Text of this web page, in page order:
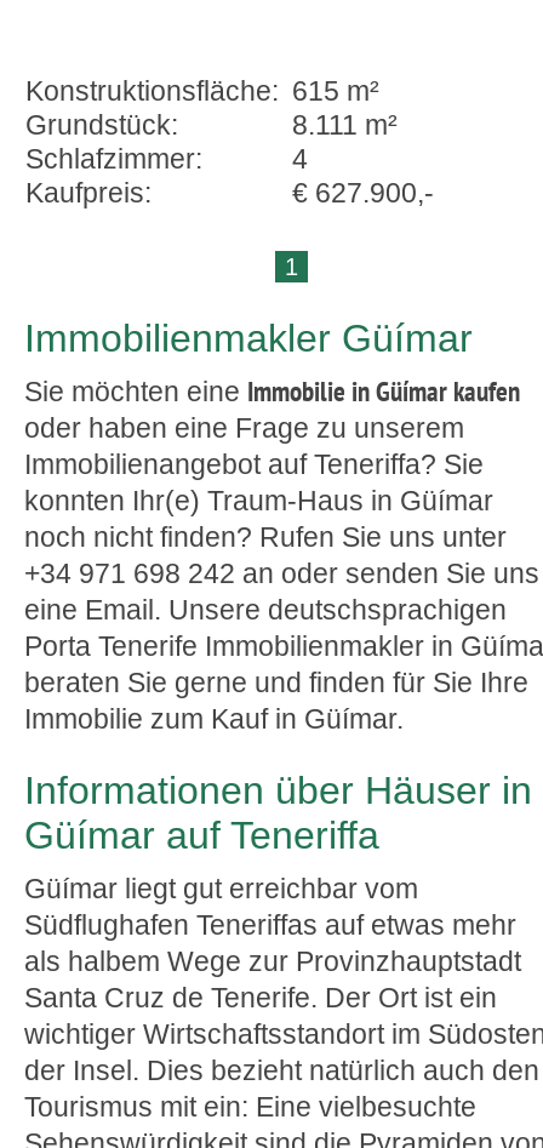
Konstruktionsfläche: 615 m²
Grundstück:
8.111 m²
Schlafzimmer:
4
Kaufpreis:
€ 627.900,-
1
Immobilienmakler Güímar
Sie möchten eine Immobilie in Güímar kaufen
oder haben eine Frage zu unserem
Immobilienangebot auf Teneriffa? Sie
konnten Ihr(e) Traum-Haus in Güímar
noch nicht finden? Rufen Sie uns unter
+34 971 698 242 an oder senden Sie uns
eine Email. Unsere deutschsprachigen
Porta Tenerife Immobilienmakler in
beraten Sie gerne und finden für Sie Ihre
Immobilie zum Kauf in Güímar.
Informationen über Häuser in
Güímar auf Teneriffa
Güímar liegt gut erreichbar vom
Südflughafen Teneriffas auf etwas mehr
als halbem Wege zur Provinzhauptstadt
Santa Cruz de Tenerife. Der Ort ist ein
wichtiger Wirtschaftsstandort im
der Insel. Dies bezieht natürlich auch den
Tourismus mit ein: Eine vielbesuchte